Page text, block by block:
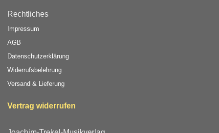
Rechtliches
Impressum
AGB
Datenschutzerklärung
Widerrufsbelehrung
Versand & Lieferung
Vertrag widerrufen